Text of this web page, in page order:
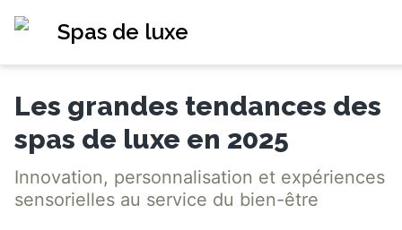
Spas de luxe
Les grandes tendances des
spas de luxe en 2025
Innovation, personnalisation et expériences
sensorielles au service du bien-être